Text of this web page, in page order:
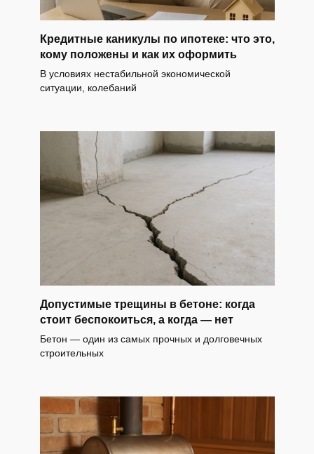
Кредитные каникулы по ипотеке: что это,
кому положены и как их оформить
В условиях нестабильной экономической
ситуации, колебаний
Допустимые трещины в бетоне: когда
стоит беспокоиться, а когда — нет
Бетон — один из самых прочных и долговечных
строительных